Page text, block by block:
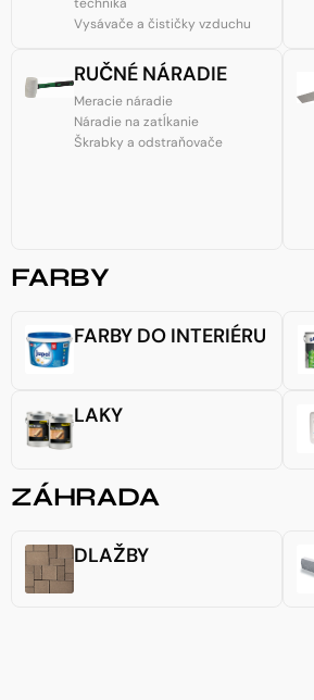
Vysávače a čističky vzduchu
RUČNÉ NÁRADIE
Meracie náradie
Náradie na zatĺkanie
Škrabky a odstraňovače
FARBY
FARBY DO INTERIÉRU
LAKY
ZÁHRADA
DLAŽBY